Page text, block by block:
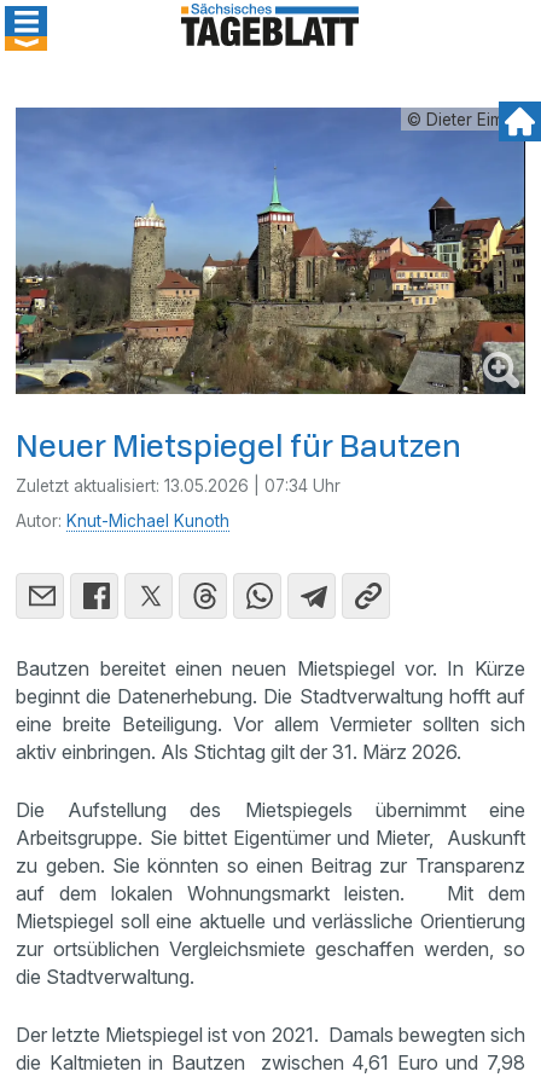
© Dieter Eimer
Neuer Mietspiegel für Bautzen
Zuletzt aktualisiert:13.05.2026 | 07:34 Uhr
Autor: Knut-Michael Kunoth
Bautzen bereitet einen neuen Mietspiegel vor. In Kürze
beginnt die Datenerhebung. Die Stadtverwaltung hofft auf
eine breite Beteiligung. Vor allem Vermieter sollten sich
aktiv einbringen. Als Stichtag gilt der 31. März 2026.
Die Aufstellung des Mietspiegels übernimmt eine
Arbeitsgruppe. Sie bittet Eigentümer und Mieter, Auskunft
zu geben. Sie könnten so einen Beitrag zur Transparenz
auf dem lokalen Wohnungsmarkt leisten. Mit dem
Mietspiegel soll eine aktuelle und verlässliche Orientierung
zur ortsüblichen Vergleichsmiete geschaffen werden, so
die Stadtverwaltung.
Der letzte Mietspiegel ist von 2021. Damals bewegten sich
die Kaltmieten in Bautzen zwischen 4,61 Euro und 7,98